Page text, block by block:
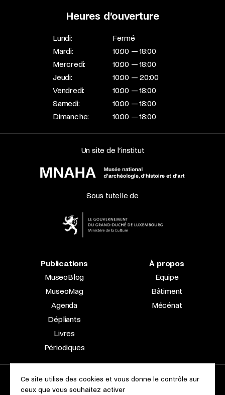
Heures d’ouverture
Lundi:
Fermé
Mardi:
10:00 — 18:00
Mercredi:
10:00 — 18:00
Jeudi:
10:00 — 20:00
Vendredi:
10:00 — 18:00
Samedi:
10:00 — 18:00
Dimanche:
10:00 — 18:00
Un site de l’institut
Sous tutelle de
Publications
MuseoBlog
MuseoMag
Agenda
Dépliants
Livres
Périodiques
À propos
Équipe
Bâtiment
Mécénat
2023 © Le Musée national d’archéologie, d’histoire et d’art |
À propos du site
Accessibilité
Ce site utilise des cookies et vous donne le contrôle sur
ceux que vous souhaitez activer